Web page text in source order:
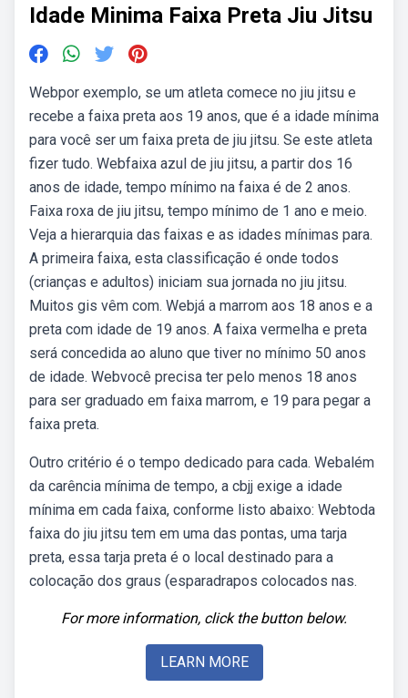
Idade Minima Faixa Preta Jiu Jitsu
Webpor exemplo, se um atleta comece no jiu jitsu e
recebe a faixa preta aos 19 anos, que é a idade mínima
para você ser um faixa preta de jiu jitsu. Se este atleta
fizer tudo. Webfaixa azul de jiu jitsu, a partir dos 16
anos de idade, tempo mínimo na faixa é de 2 anos.
Faixa roxa de jiu jitsu, tempo mínimo de 1 ano e meio.
Veja a hierarquia das faixas e as idades mínimas para.
A primeira faixa, esta classificação é onde todos
(crianças e adultos) iniciam sua jornada no jiu jitsu.
Muitos gis vêm com. Webjá a marrom aos 18 anos e a
preta com idade de 19 anos. A faixa vermelha e preta
será concedida ao aluno que tiver no mínimo 50 anos
de idade. Webvocê precisa ter pelo menos 18 anos
para ser graduado em faixa marrom, e 19 para pegar a
faixa preta.
Outro critério é o tempo dedicado para cada. Webalém
da carência mínima de tempo, a cbjj exige a idade
mínima em cada faixa, conforme listo abaixo: Webtoda
faixa do jiu jitsu tem em uma das pontas, uma tarja
preta, essa tarja preta é o local destinado para a
colocação dos graus (esparadrapos colocados nas.
For more information, click the button below.
LEARN MORE